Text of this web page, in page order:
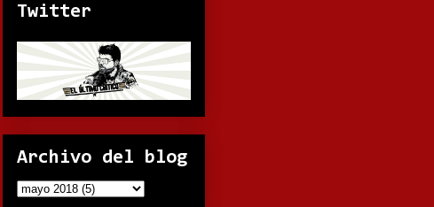
Twitter
Archivo del blog